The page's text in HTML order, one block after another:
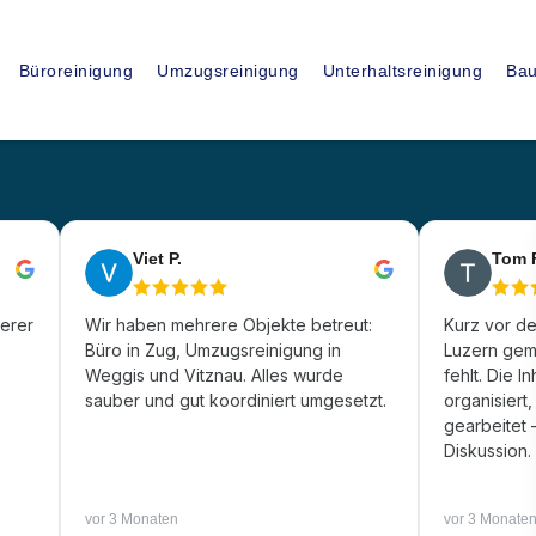
Büroreinigung Umzugsreinigung Unterhaltsreinigung
in
15+
Viet P.
Wir haben mehrere Objekte betreut:
Büro in Zug, Umzugsreinigung in
Weggis und Vitznau. Alles wurde
sauber und gut koordiniert umgesetzt.
vor 3 Monaten
Tom
Kurz vor
Luzern
fehlt. Die
organisiert,
gearbeitet
Diskussion.
vor 3 Monaten